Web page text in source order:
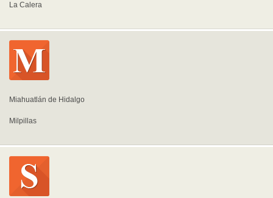
La Calera
Miahuatlán de Hidalgo
Milpillas